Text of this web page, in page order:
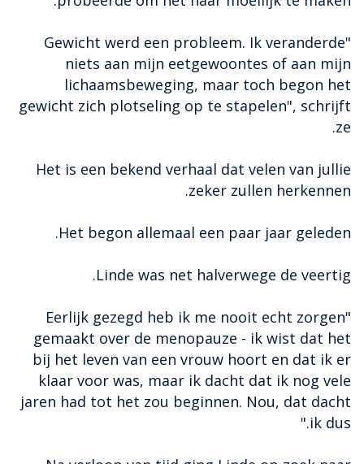
"Gewicht werd een probleem. Ik veranderde
niets aan mijn eetgewoontes of aan mijn
lichaamsbeweging, maar toch begon het
gewicht zich plotseling op te stapelen", schrijft
ze.
Het is een bekend verhaal dat velen van jullie
zeker zullen herkennen.
Het begon allemaal een paar jaar geleden.
Linde was net halverwege de veertig.
"Eerlijk gezegd heb ik me nooit echt zorgen
gemaakt over de menopauze - ik wist dat het
bij het leven van een vrouw hoort en dat ik er
klaar voor was, maar ik dacht dat ik nog vele
jaren had tot het zou beginnen. Nou, dat dacht
ik dus."